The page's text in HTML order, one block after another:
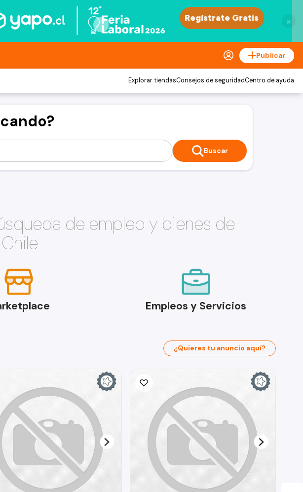
×
Publicar
Explorar tiendasConsejos de seguridadCentro de ayuda
Buscar
de empleo y bienes de
Empleos y Servicios
¿Quieres tu anuncio aquí?